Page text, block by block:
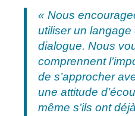
« Nous
utiliser un
dialogue. Nous
comprennent
de s’approcher
une attitude
même s’ils ont